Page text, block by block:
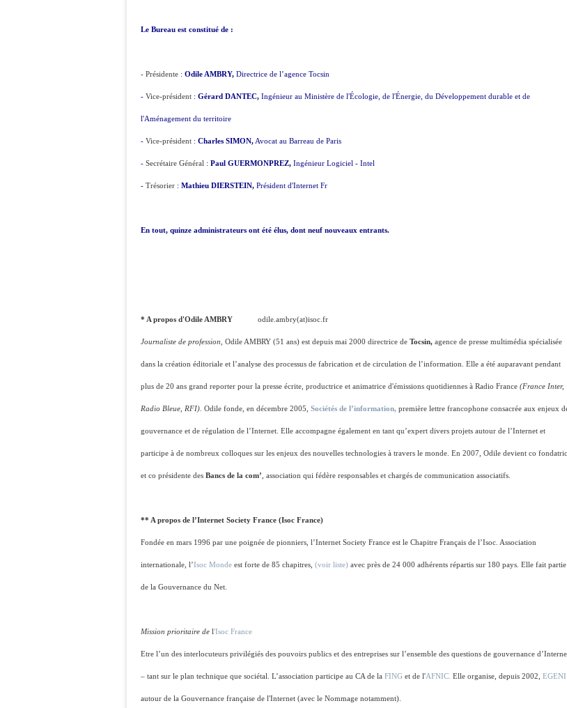
Le Bureau est constitué de :
- Présidente : Odile AMBRY, Directrice de l’agence Tocsin
- Vice-président : Gérard DANTEC, Ingénieur au Ministère de l'Écologie, de l'Énergie, du Développement durable et de
l'Aménagement du territoire
- Vice-président : Charles SIMON, Avocat au Barreau de Paris
- Secrétaire Général : Paul GUERMONPREZ, Ingénieur Logiciel - Intel
- Trésorier : Mathieu DIERSTEIN, Président d'Internet Fr
En tout, quinze administrateurs ont été élus, dont neuf nouveaux entrants.
* A propos d'Odile AMBRY odile.ambry(at)isoc.fr
Journaliste de profession, Odile AMBRY (51 ans) est depuis mai 2000 directrice de Tocsin, agence de presse multimédia spécialisée
dans la création éditoriale et l’analyse des processus de fabrication et de circulation de l’information. Elle a été auparavant pendant
plus de 20 ans grand reporter pour la presse écrite, productrice et animatrice d'émissions quotidiennes à Radio France (France Inter,
Radio Bleue, RFI). Odile fonde, en décembre 2005, Sociétés de l’information, première lettre francophone consacrée aux enjeux
gouvernance et de régulation de l’Internet. Elle accompagne également en tant qu’expert divers projets autour de l’Internet et
participe à de nombreux colloques sur les enjeux des nouvelles technologies à travers le monde. En 2007, Odile devient co
et co présidente des Bancs de la com’ , association qui fédère responsables et chargés de communication associatifs.
** A propos de l’Internet Society France (Isoc France)
Fondée en mars 1996 par une poignée de pionniers, l’Internet Society France est le Chapitre Français de l’Isoc. Association
internationale, l’Isoc Monde est forte de 85 chapitres, (voir liste) avec près de 24 000 adhérents répartis sur 180 pays. Elle fait partie
de la Gouvernance du Net.
Mission prioritaire de l'Isoc France
Etre l’un des interlocuteurs privilégiés des pouvoirs publics et des entreprises sur l’ensemble des questions de gouvernance
– tant sur le plan technique que sociétal. L’association participe au CA de la FING et de l'AFNIC. Elle organise, depuis 2002, EGENI
autour de la Gouvernance française de l'Internet (avec le Nommage notamment).